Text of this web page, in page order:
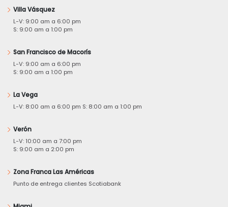
Villa Vásquez
L-V: 9:00 am a 6:00 pm
S: 9:00 am a 1:00 pm
San Francisco de Macorís
L-V: 9:00 am a 6:00 pm
S: 9:00 am a 1:00 pm
La Vega
L-V: 8:00 am a 6:00 pm S: 8:00 am a 1:00 pm
Verón
L-V: 10:00 am a 7:00 pm
S: 9:00 am a 2:00 pm
Zona Franca Las Américas
Punto de entrega clientes Scotiabank